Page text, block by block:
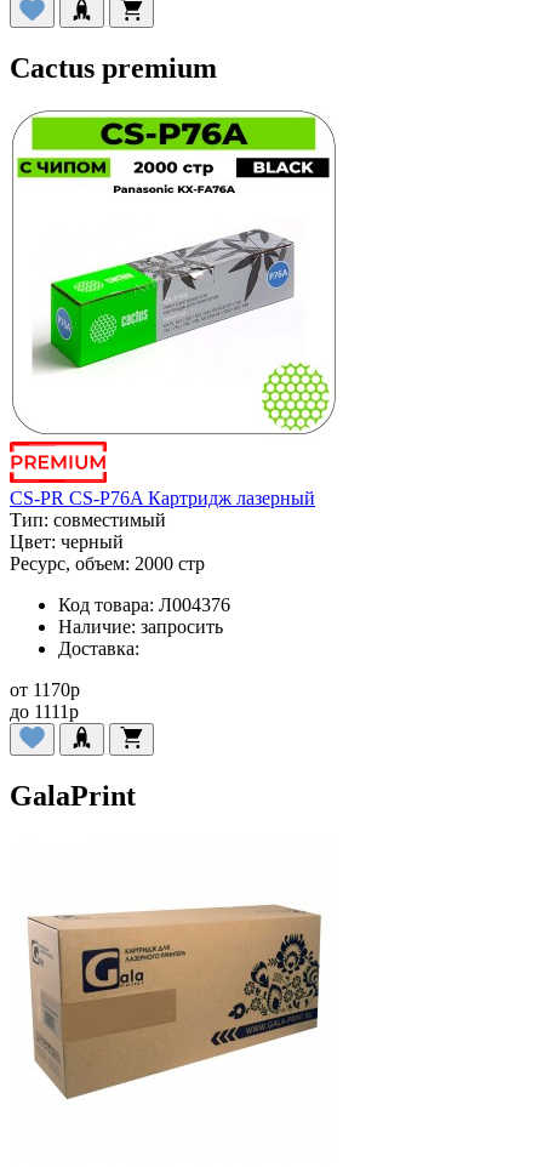
Cactus premium
CS-PR CS-P76A Картридж лазерный
Тип: совместимый
Цвет: черный
Ресурс, объем: 2000 стр
Код товара: Л004376
Наличие: запросить
Доставка:
от 1170p
до 1111p
GalaPrint